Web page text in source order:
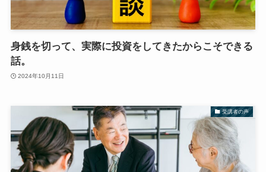
身銭を切って、実際に投資をしてきたからこそできる
話。
2024年10月11日
受講者の声